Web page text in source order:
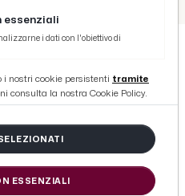
Chieti-
di Seccardini
essenziali
i dati con l'obiettivo di
i nostri cookie persistenti tramite
consulta la nostra Cookie Policy.
ESSENZIALI